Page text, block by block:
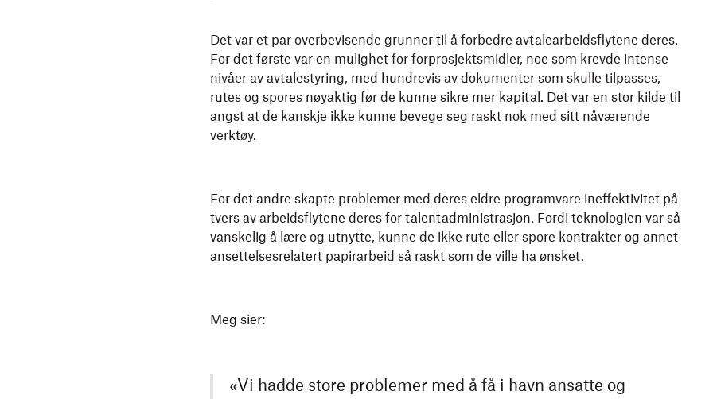
Det var et par overbevisende grunner til å forbedre avtalearbeidsflytene deres.
For det første var en mulighet for forprosjektsmidler, noe som krevde intense
nivåer av avtalestyring, med hundrevis av dokumenter som skulle tilpasses,
rutes og spores nøyaktig før de kunne sikre mer kapital. Det var en stor kilde til
angst at de kanskje ikke kunne bevege seg raskt nok med sitt nåværende
verktøy.
For det andre skapte problemer med deres eldre programvare ineffektivitet på
tvers av arbeidsflytene deres for talentadministrasjon. Fordi teknologien var så
vanskelig å lære og utnytte, kunne de ikke rute eller spore kontrakter og annet
ansettelsesrelatert papirarbeid så raskt som de ville ha ønsket.
Meg sier:
«Vi hadde store problemer med å få i havn ansatte og